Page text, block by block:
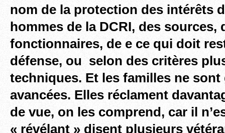
nom de la protection des intérêts
hommes de la DCRI, des sources,
fonctionnaires, de e ce qui doit
défense, ou selon des critères
techniques. Et les familles ne sont
avancées. Elles réclament
de vue, on les comprend, car il
« révélant » disent plusieurs